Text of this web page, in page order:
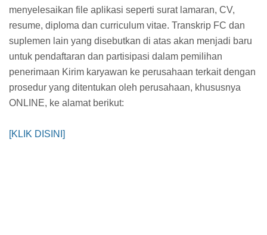
menyelesaikan file aplikasi seperti surat lamaran, CV,
resume, diploma dan curriculum vitae. Transkrip FC dan
suplemen lain yang disebutkan di atas akan menjadi baru
untuk pendaftaran dan partisipasi dalam pemilihan
penerimaan Kirim karyawan ke perusahaan terkait dengan
prosedur yang ditentukan oleh perusahaan, khususnya
ONLINE, ke alamat berikut:
[KLIK DISINI]